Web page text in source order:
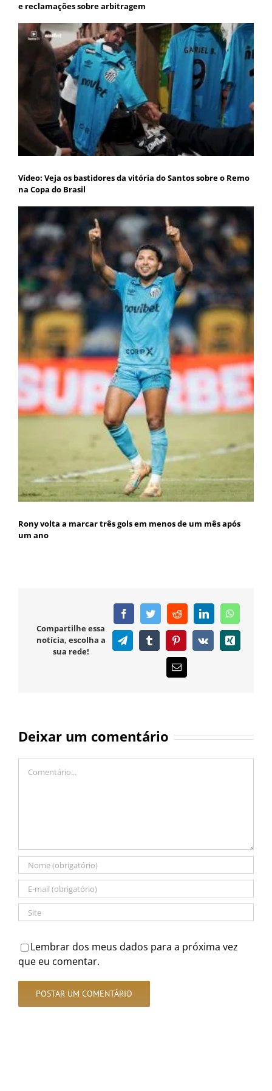
e reclamações sobre arbitragem
Vídeo: Veja os bastidores da vitória do Santos sobre o Remo
na Copa do Brasil
Rony volta a marcar três gols em menos de um mês após
um ano
Compartilhe essa
notícia, escolha a
sua rede!
FacebookTwitterRedditLinkedIn
TelegramTumblr PinterestVk Xing
E-
mail
Deixar um comentário
Lembrar dos meus dados para a próxima vez
que eu comentar.